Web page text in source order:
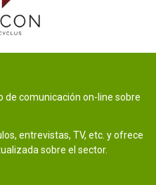
de comunicación on-line sobre
entrevistas, TV, etc. y ofrece
sobre el sector.